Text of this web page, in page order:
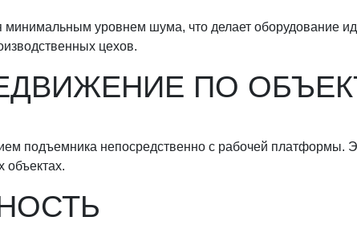
минимальным уровнем шума, что делает оборудование
цехов.
ПО
подъемника непосредственно с рабочей платформы.